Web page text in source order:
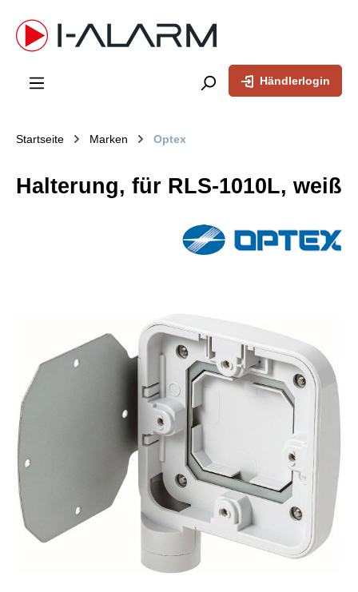
springen
Händlerlogin
Startseite Marken Optex
Halterung, für RLS-1010L, weiß